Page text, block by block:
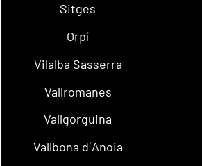
Sitges
Orpí
Vilalba Sasserra
Vallromanes
Vallgorguina
Vallbona d´Anoia